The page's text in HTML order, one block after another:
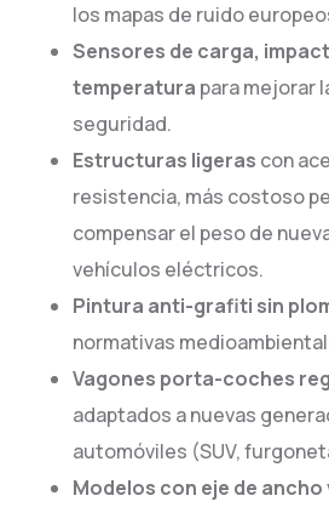
los mapas de ruido
Sensores de carga,
temperatura para mejorar
seguridad.
Estructuras ligeras con
resistencia, más costoso
compensar el peso de
vehículos eléctricos.
Pintura anti-grafiti sin
normativas
Vagones porta-coches
adaptados a nuevas
automóviles (SUV,
Modelos con eje de ancho